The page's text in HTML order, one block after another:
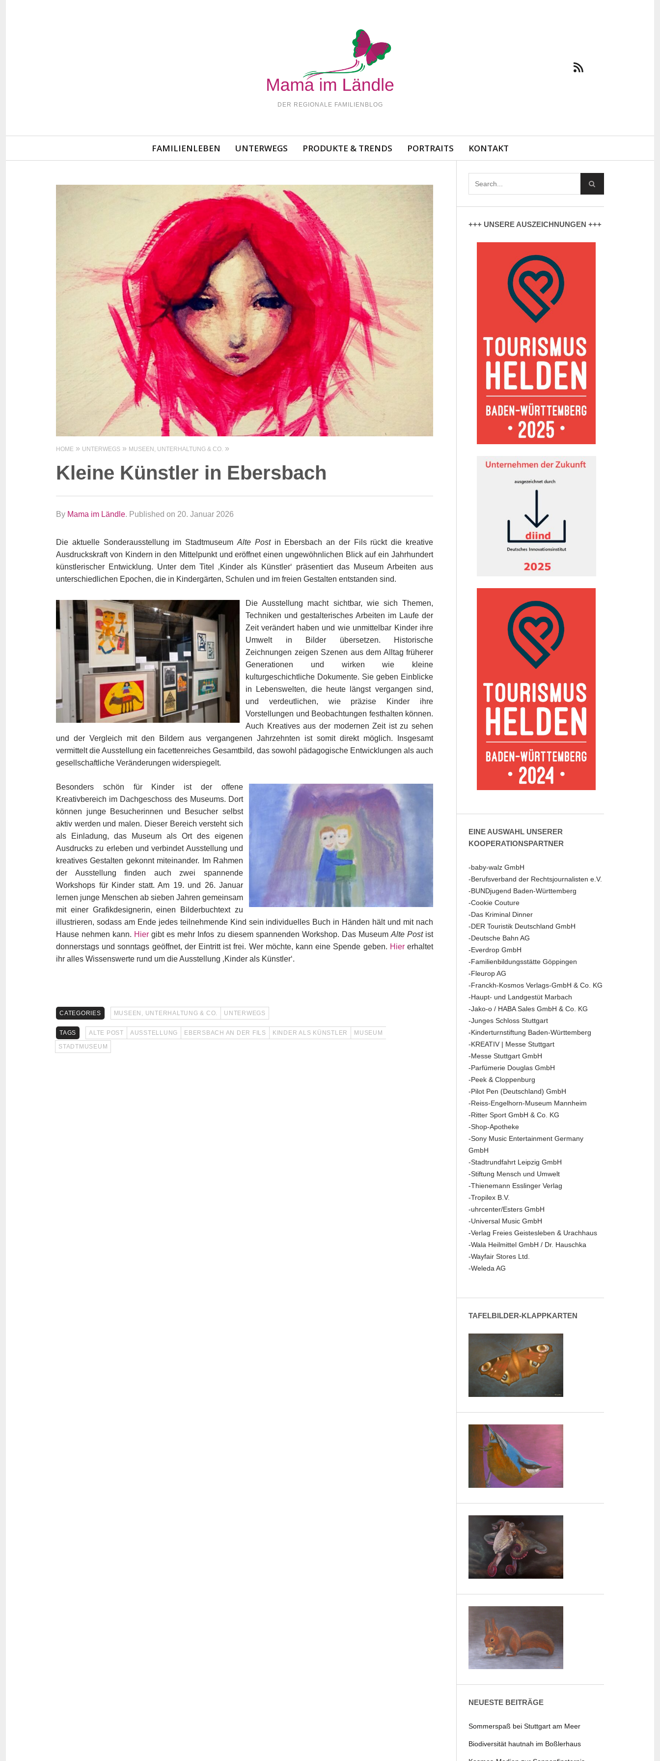
DER REGIONALE FAMILIENBLOG
Navigation
FAMILIENLEBEN UNTERWEGS PRODUKTE & TRENDS PORTRAITS KONTAKT
HOME UNTERWEGS MUSEEN, UNTERHALTUNG & CO.
Kleine Künstler in Ebersbach
By Mama im Ländle. Published on 20. Januar 2026
Die aktuelle Sonderausstellung im Stadtmuseum Alte Postin Ebersbach an der Fils rückt die kreative
Ausdruckskraft von Kindern in den Mittelpunkt und eröffnet einen ungewöhnlichen Blick auf ein Jahrhundert
künstlerischer Entwicklung. Unter dem Titel ‚Kinder als Künstler‘ präsentiert das Museum Arbeiten aus
unterschiedlichen Epochen, die in Kindergärten, Schulen und im freien Gestalten entstanden sind.
Die Ausstellung macht sichtbar, wie sich Themen,
Techniken und gestalterisches Arbeiten im Laufe der
Zeit verändert haben und wie unmittelbar Kinder ihre
Umwelt in Bilder übersetzen. Historische
Zeichnungen zeigen Szenen aus dem Alltag früherer
Generationen und wirken wie kleine
kulturgeschichtliche Dokumente. Sie geben Einblicke
in Lebenswelten, die heute längst vergangen sind,
und verdeutlichen, wie präzise Kinder ihre
Vorstellungen und Beobachtungen festhalten können.
Auch Kreatives aus der modernen Zeit ist zu sehen
und der Vergleich mit den Bildern aus vergangenen Jahrzehnten ist somit direkt möglich. Insgesamt
vermittelt die Ausstellung ein facettenreiches Gesamtbild, das sowohl pädagogische Entwicklungen als auch
gesellschaftliche Veränderungen widerspiegelt.
Besonders schön für Kinder ist der offene
Kreativbereich im Dachgeschoss des Museums. Dort
können junge Besucherinnen und Besucher selbst
aktiv werden und malen. Dieser Bereich versteht sich
als Einladung, das Museum als Ort des eigenen
Ausdrucks zu erleben und verbindet Ausstellung und
kreatives Gestalten gekonnt miteinander. Im Rahmen
der Ausstellung finden auch zwei spannende
Workshops für Kinder statt. Am 19. und 26. Januar
lernen junge Menschen ab sieben Jahren gemeinsam
mit einer Grafikdesignerin, einen Bilderbuchtext zu
illustrieren, sodass am Ende jedes teilnehmende Kind sein individuelles Buch in Händen hält und mit nach
Hause nehmen kann. Hier gibt es mehr Infos zu diesem spannenden Workshop. Das Museum Alte Postist
donnerstags und sonntags geöffnet, der Eintritt ist frei. Wer möchte, kann eine Spende geben. Hiererhaltet
ihr alles Wissenswerte rund um die Ausstellung ‚Kinder als Künstler‘.
CATEGORIES MUSEEN, UNTERHALTUNG & CO. UNTERWEGS
TAGS ALTE POST AUSSTELLUNG EBERSBACH AN DER FILS KINDER ALS KÜNSTLER
MUSEUM
STADTMUSEUM
+++ UNSERE AUSZEICHNUNGEN +++
EINE AUSWAHL UNSERER
KOOPERATIONSPARTNER
-baby-walz GmbH
-Berufsverband der Rechtsjournalisten e.V.
-BUNDjugend Baden-Württemberg
-Cookie Couture
-Das Kriminal Dinner
-DER Touristik Deutschland GmbH
-Deutsche Bahn AG
-Everdrop GmbH
-Familienbildungsstätte Göppingen
-Fleurop AG
-Franckh-Kosmos Verlags-GmbH & Co. KG
-Haupt- und Landgestüt Marbach
-Jako-o / HABA Sales GmbH & Co. KG
-Junges Schloss Stuttgart
-Kinderturnstiftung Baden-Württemberg
-KREATIV | Messe Stuttgart
-Messe Stuttgart GmbH
-Parfümerie Douglas GmbH
-Peek & Cloppenburg
-Pilot Pen (Deutschland) GmbH
-Reiss-Engelhorn-Museum Mannheim
-Ritter Sport GmbH & Co. KG
-Shop-Apotheke
-Sony Music Entertainment Germany
GmbH
-Stadtrundfahrt Leipzig GmbH
-Stiftung Mensch und Umwelt
-Thienemann Esslinger Verlag
-Tropilex B.V.
-uhrcenter/Esters GmbH
-Universal Music GmbH
-Verlag Freies Geistesleben & Urachhaus
-Wala Heilmittel GmbH / Dr. Hauschka
-Wayfair Stores Ltd.
-Weleda AG
TAFELBILDER-KLAPPKARTEN
NEUESTE BEITRÄGE
Sommerspaß bei Stuttgart am Meer
Biodiversität hautnah im Boßlerhaus